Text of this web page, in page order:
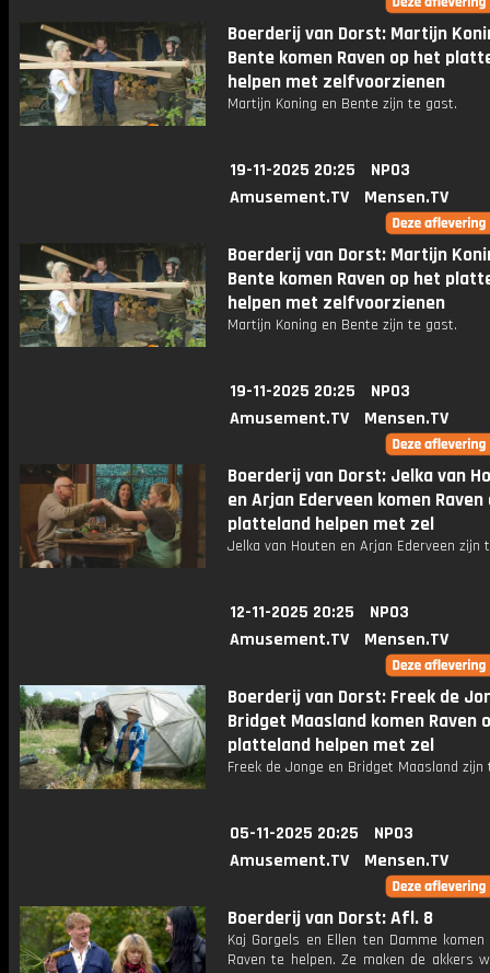
Boerderij van Dorst: Martijn
Bente komen Raven op het
helpen met zelfvoorzienen
Martijn Koning en Bente zijn te gast.
19-11-2025 20:25
NPO3
Amusement.TV
Mensen.TV
Boerderij van Dorst: Martijn
Bente komen Raven op het
helpen met zelfvoorzienen
Martijn Koning en Bente zijn te gast.
19-11-2025 20:25
NPO3
Amusement.TV
Mensen.TV
Boerderij van Dorst: Jelka van
en Arjan Ederveen komen
platteland helpen met zel
Jelka van Houten en Arjan Ederveen zijn
12-11-2025 20:25
NPO3
Amusement.TV
Mensen.TV
Boerderij van Dorst: Freek de
Bridget Maasland komen Raven
platteland helpen met zel
Freek de Jonge en Bridget Maasland
05-11-2025 20:25
NPO3
Amusement.TV
Mensen.TV
Boerderij van Dorst: Afl. 8
Kaj Gorgels en Ellen ten Damme
Raven te helpen. Ze maken de akkers